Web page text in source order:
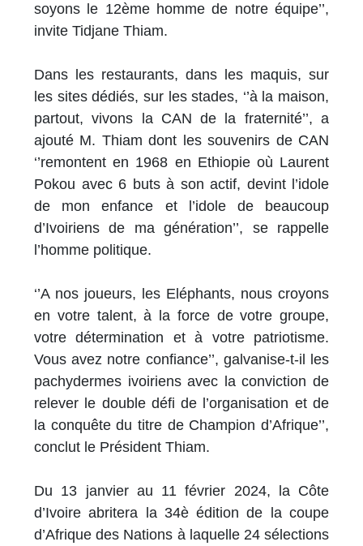
soyons le 12ème homme de notre équipe’’,
invite Tidjane Thiam.
Dans les restaurants, dans les maquis, sur
les sites dédiés, sur les stades, ‘’à la maison,
partout, vivons la CAN de la fraternité’’, a
ajouté M. Thiam dont les souvenirs de CAN
‘’remontent en 1968 en Ethiopie où Laurent
Pokou avec 6 buts à son actif, devint l’idole
de mon enfance et l’idole de beaucoup
d’Ivoiriens de ma génération’’, se rappelle
l’homme politique.
‘’A nos joueurs, les Eléphants, nous croyons
en votre talent, à la force de votre groupe,
votre détermination et à votre patriotisme.
Vous avez notre confiance’’, galvanise-t-il les
pachydermes ivoiriens avec la conviction de
relever le double défi de l’organisation et de
la conquête du titre de Champion d’Afrique’’,
conclut le Président Thiam.
Du 13 janvier au 11 février 2024, la Côte
d’Ivoire abritera la 34è édition de la coupe
d’Afrique des Nations à laquelle 24 sélections